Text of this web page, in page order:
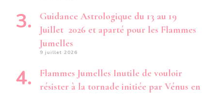
Guidance Astrologique du 13 au 19
Juillet 2026 et aparté pour les Flammes
Jumelles
9 juillet 2026
Flammes Jumelles Inutile de vouloir
résister à la tornade initiée par Vénus en